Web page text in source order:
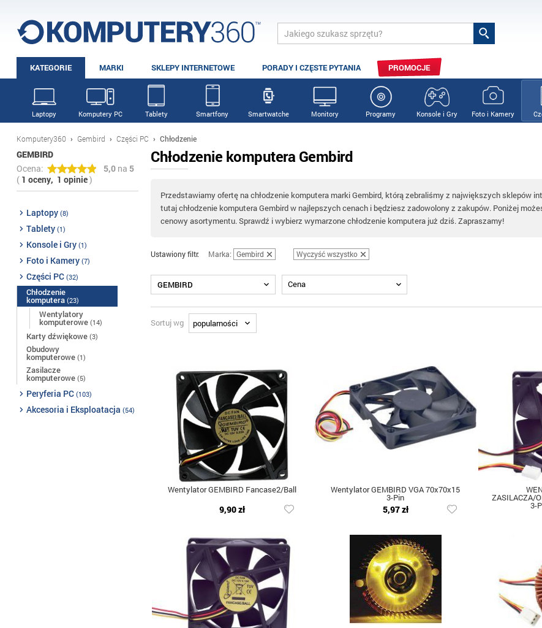
KATEGORIE MARKI SKLEPY INTERNETOWE PORADY I CZĘSTE PYTANIA PROMOCJE
Laptopy Komputery PC Tablety Smartfony Smartwatche Monitory Programy Konsole i Gry Foto i Kamery
Komputery360 › Gembird › Części PC › Chłodzenie
GEMBIRD
Ocena:
5,0na 5
( 1 oceny, 1 opinie)
Laptopy (8)
Tablety (1)
Konsole i Gry (1)
Foto i Kamery (7)
Części PC (32)
Chłodzenie
komputera (23)
Wentylatory
komputerowe (14)
Karty dźwiękowe (3)
Obudowy
komputerowe (1)
Zasilacze
komputerowe (5)
Peryferia PC (103)
Akcesoria i Eksploatacja (54)
Chłodzenie komputera Gembird
Przedstawiamy ofertę na chłodzenie komputera marki Gembird, którą zebraliśmy z największych sklepów
tutaj chłodzenie komputera Gembird w najlepszych cenach i będziesz zadowolony z zakupów. Poniżej
cenowy asortymentu. Sprawdź i wybierz wymarzone chłodzenie komputera już dziś. Zapraszamy!
Ustawiony filtr: Marka: Gembird Wyczyść wszystko
GEMBIRD Cena
Sortuj wg
Wentylator GEMBIRD Fancase2/Ball
9,90 zł
Wentylator GEMBIRD VGA 70x70x15
3-Pin
5,97 zł
ZASILACZA/
3-